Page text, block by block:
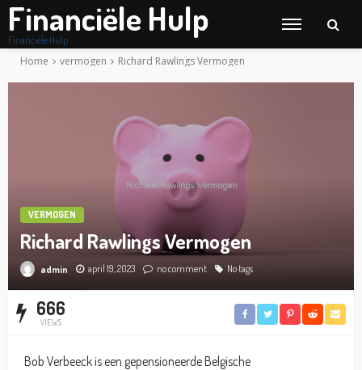
Financiële Hulp
Financiële Hulp
Home vermogen Richard Rawlings Vermogen
VERMOGEN
Richard Rawlings Vermogen
admin april 19, 2023 no comment No tags
666
VIEWS
Bob Verbeeck is een gepensioneerde Belgische